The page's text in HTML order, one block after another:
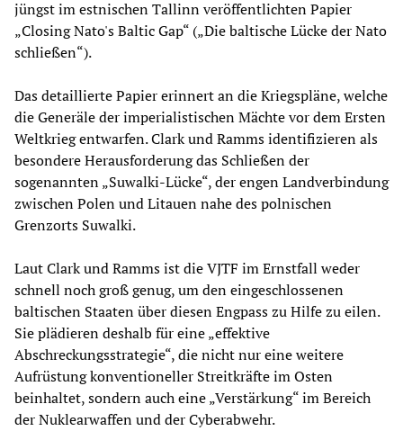
jüngst im estnischen Tallinn veröffentlichten Papier
„Closing Nato's Baltic Gap“ („Die baltische Lücke der Nato
schließen“).
Das detaillierte Papier erinnert an die Kriegspläne, welche
die Generäle der imperialistischen Mächte vor dem Ersten
Weltkrieg entwarfen. Clark und Ramms identifizieren als
besondere Herausforderung das Schließen der
sogenannten „Suwalki-Lücke“, der engen Landverbindung
zwischen Polen und Litauen nahe des polnischen
Grenzorts Suwalki.
Laut Clark und Ramms ist die VJTF im Ernstfall weder
schnell noch groß genug, um den eingeschlossenen
baltischen Staaten über diesen Engpass zu Hilfe zu eilen.
Sie plädieren deshalb für eine „effektive
Abschreckungsstrategie“, die nicht nur eine weitere
Aufrüstung konventioneller Streitkräfte im Osten
beinhaltet, sondern auch eine „Verstärkung“ im Bereich
der Nuklearwaffen und der Cyberabwehr.